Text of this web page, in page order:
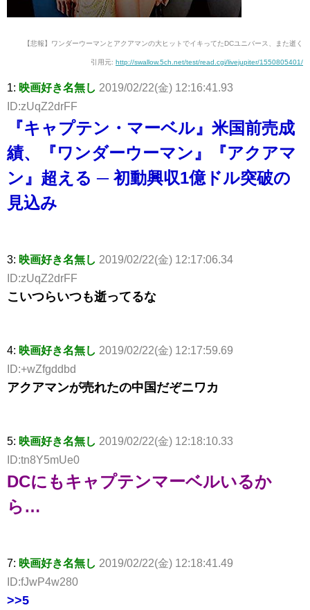
【悲報】ワンダーウーマンとアクアマンの大ヒットでイキってたDCユニバース、また逝く
引用元: http://swallow.5ch.net/test/read.cgi/livejupiter/1550805401/
1: 映画好き名無し 2019/02/22(金) 12:16:41.93
ID:zUqZ2drFF
『キャプテン・マーベル』米国前売成
績、『ワンダーウーマン』『アクアマ
ン』超える ─ 初動興収1億ドル突破の
見込み
3: 映画好き名無し 2019/02/22(金) 12:17:06.34
ID:zUqZ2drFF
こいつらいつも逝ってるな
4: 映画好き名無し 2019/02/22(金) 12:17:59.69
ID:+wZfgddbd
アクアマンが売れたの中国だぞニワカ
5: 映画好き名無し 2019/02/22(金) 12:18:10.33
ID:tn8Y5mUe0
DCにもキャプテンマーベルいるか
ら…
7: 映画好き名無し 2019/02/22(金) 12:18:41.49
ID:fJwP4w280
>>5